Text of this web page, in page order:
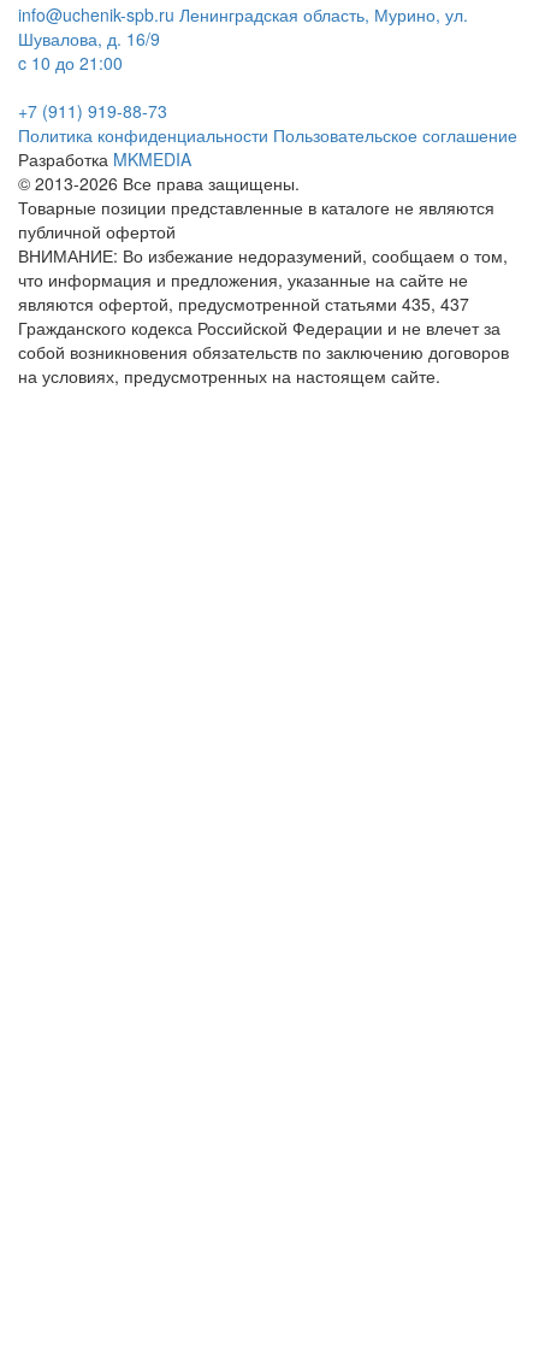
info@uchenik-spb.ru Ленинградская область, Мурино, ул.
Шувалова, д. 16/9
c 10 до 21:00
+7 (911) 919-88-73
Политика конфиденциальности Пользовательское соглашение
Разработка MKMEDIA
© 2013-2026 Все права защищены.
Товарные позиции представленные в каталоге не являются
публичной офертой
ВНИМАНИЕ: Во избежание недоразумений, сообщаем о том,
что информация и предложения, указанные на сайте не
являются офертой, предусмотренной статьями 435, 437
Гражданского кодекса Российской Федерации и не влечет за
собой возникновения обязательств по заключению договоров
на условиях, предусмотренных на настоящем сайте.